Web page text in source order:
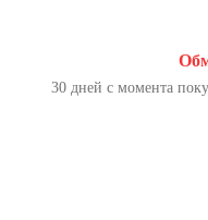
30 дней с момента